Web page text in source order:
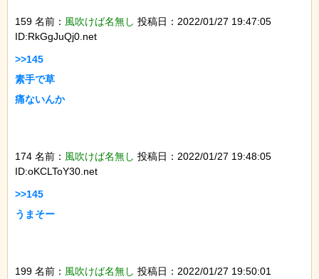
159 名前： 風吹けば名無し 投稿日：2022/01/27 19:47:05
ID:RkGgJuQj0.net
>>145
素手で草
痛ないんか
174 名前： 風吹けば名無し 投稿日：2022/01/27 19:48:05
ID:oKCLToY30.net
>>145
うまそー
199 名前： 風吹けば名無し 投稿日：2022/01/27 19:50:01